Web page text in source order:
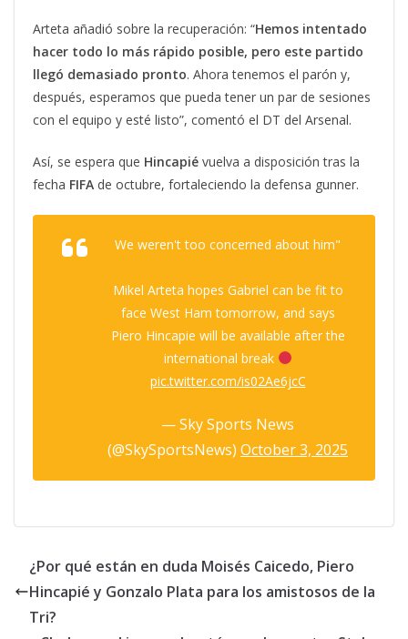
Arteta añadió sobre la recuperación: “Hemos intentado
hacer todo lo más rápido posible, pero este partido
llegó demasiado pronto. Ahora tenemos el parón y,
después, esperamos que pueda tener un par de sesiones
con el equipo y esté listo”, comentó el DT del Arsenal.
Así, se espera que Hincapié vuelva a disposición tras la
fecha FIFA de octubre, fortaleciendo la defensa gunner.
We weren't too concerned about him"
Mikel Arteta hopes Gabriel can be fit to
face West Ham tomorrow, and says
Piero Hincapie will be available after the
international break
pic.twitter.com/is02Ae6jcC
— Sky Sports News
(@SkySportsNews) October 3, 2025
¿Por qué están en duda Moisés Caicedo, Piero
Hincapié y Gonzalo Plata para los amistosos de la
Tri?